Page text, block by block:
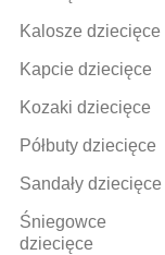
Kalosze dziecięce
Kapcie dziecięce
Kozaki dziecięce
Półbuty dziecięce
Sandały dziecięce
Śniegowce
dziecięce